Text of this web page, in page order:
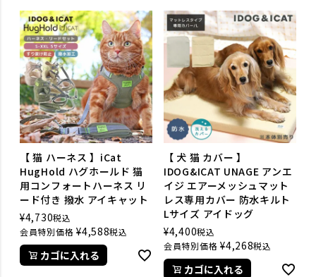
【 猫 ハーネス 】iCat
HugHold ハグホールド 猫
用コンフォートハーネス リ
ード付き 撥水 アイキャット
¥4,730税込
会員特別価格 ¥4,588税込
カゴに入れる
【 犬 猫 カバー 】
IDOG&ICAT UNAGE アンエ
イジ エアーメッシュマット
レス専用カバー 防水キルト
Lサイズ アイドッグ
¥4,400税込
会員特別価格 ¥4,268税込
カゴに入れる